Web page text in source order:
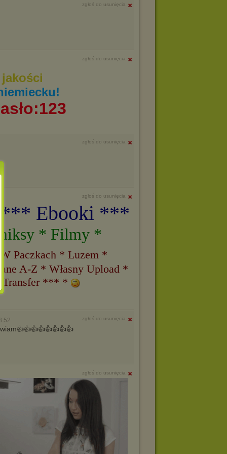
zgłoś do usunięcia
zgłoś do usunięcia
jakości
zgłoś do usunięcia
zgłoś do usunięcia
Ebooki ***
* Filmy *
Paczkach * Luzem *
A-Z * Własny Upload *
Transfer *** *
zgłoś do usunięcia
zgłoś do usunięcia